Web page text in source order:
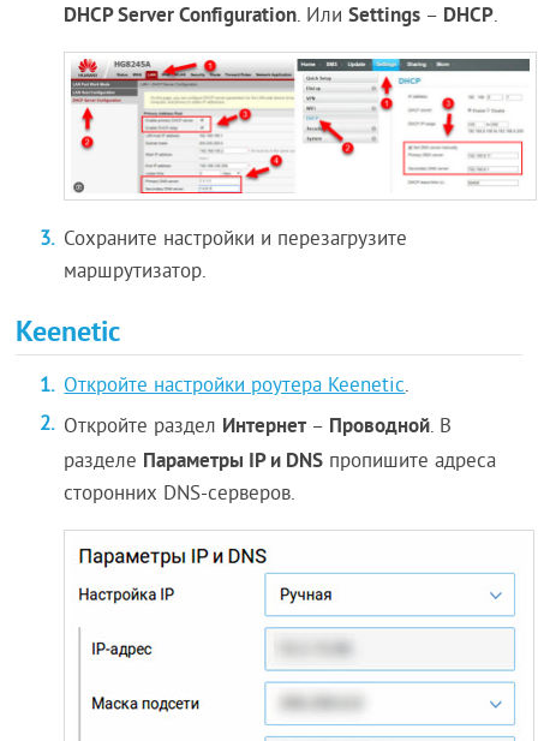
DHCP Server Configuration. ИлиSettings – DHCP.
Сохраните настройки и перезагрузите
маршрутизатор.
Keenetic
Откройте настройки роутера Keenetic.
Откройте раздел Интернет – Проводной. В
разделе Параметры IP и DNS пропишите адреса
сторонних DNS-серверов.